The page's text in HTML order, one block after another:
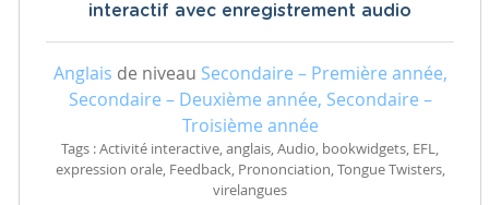
interactif avec enregistrement audio
Anglais de niveau Secondaire – Première année,
Secondaire – Deuxième année, Secondaire –
Troisième année
Tags : Activité interactive, anglais, Audio, bookwidgets, EFL,
expression orale, Feedback, Prononciation, Tongue Twisters,
virelangues